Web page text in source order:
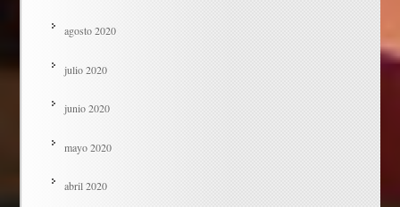
agosto 2020
julio 2020
junio 2020
mayo 2020
abril 2020